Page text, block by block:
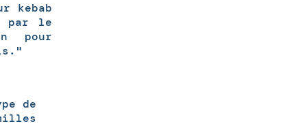
kebab
par le
pour
de